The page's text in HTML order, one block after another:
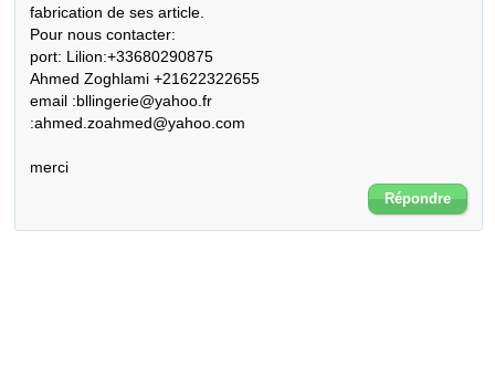
fabrication de ses article.
Pour nous contacter:
port: Lilion:+33680290875
Ahmed Zoghlami +21622322655
email :bllingerie@yahoo.fr
:ahmed.zoahmed@yahoo.com
merci
Répondre